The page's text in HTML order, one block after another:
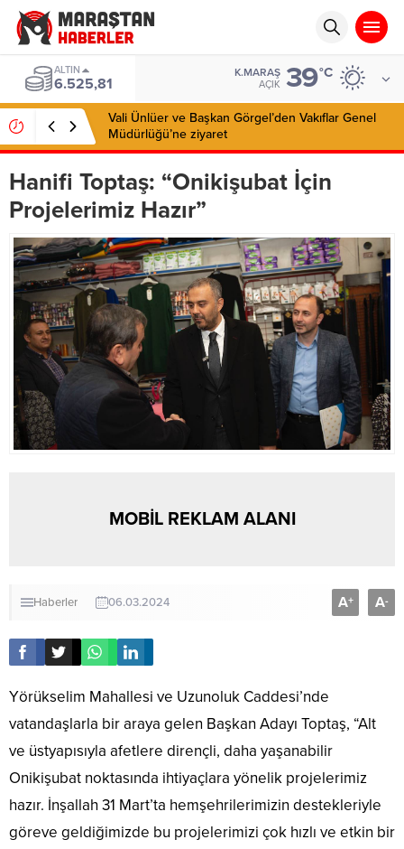
BIST
13.703,13
K.MARAŞ
AÇIK 39°C
Vali Ünlüer ve Başkan Görgel’den Vakıflar Genel
Müdürlüğü’ne ziyaret
Hanifi Toptaş: “Onikişubat İçin
Projelerimiz Hazır”
MOBİL REKLAM ALANI
Haberler 06.03.2024 A+ A-
Yörükselim Mahallesi ve Uzunoluk Caddesi’nde
vatandaşlarla bir araya gelen Başkan Adayı Toptaş, “Alt
ve üstyapısıyla afetlere dirençli, daha yaşanabilir
Onikişubat noktasında ihtiyaçlara yönelik projelerimiz
hazır. İnşallah 31 Mart’ta hemşehrilerimizin destekleriyle
göreve geldiğimizde bu projelerimizi çok hızlı ve etkin bir